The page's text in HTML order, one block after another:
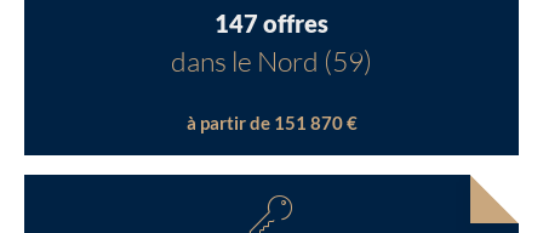
147 offres
dans le Nord (59)
à partir de 151 870 €